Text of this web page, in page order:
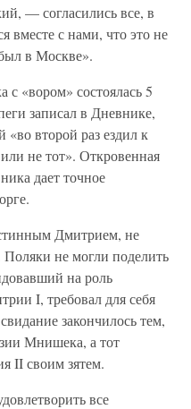
— согласились все, в
вместе с нами, что это не
в Москве».
«вором» состоялась 5
записал в Дневнике,
второй раз ездил к
не тот». Откровенная
дает точное
Дмитрием, не
не могли поделить
на роль
I, требовал для себя
закончилось тем,
Мнишека, а тот
II своим зятем.
все